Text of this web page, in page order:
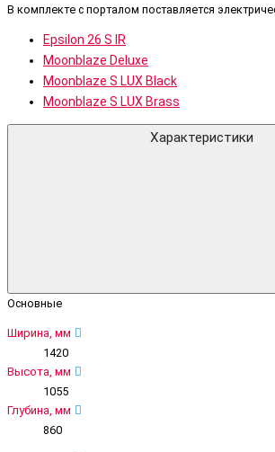
В комплекте с порталом поставляется
Epsilon 26 S IR
Moonblaze Deluxe
Moonblaze S LUX Black
Moonblaze S LUX Brass
Характеристики
Основные
Ширина, мм
1420
Высота, мм
1055
Глубина, мм
860